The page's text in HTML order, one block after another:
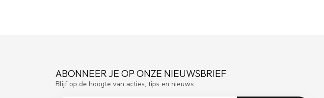
ABONNEER JE OP ONZE NIEUWSBRIEF
Blijf op de hoogte van acties, tips en nieuws